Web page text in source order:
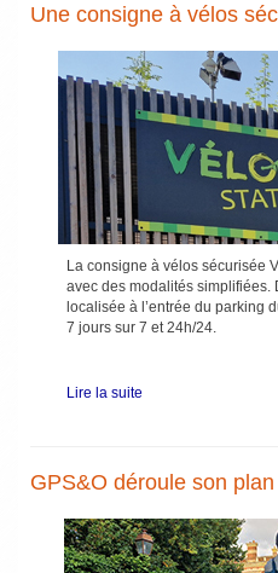
Une consigne à vélos
La consigne à vélos sécurisée
avec des modalités ­simplifiées.
localisée à l’entrée du parking
7 jours sur 7 et 24h/24.
Lire la suite
GPS&O déroule son